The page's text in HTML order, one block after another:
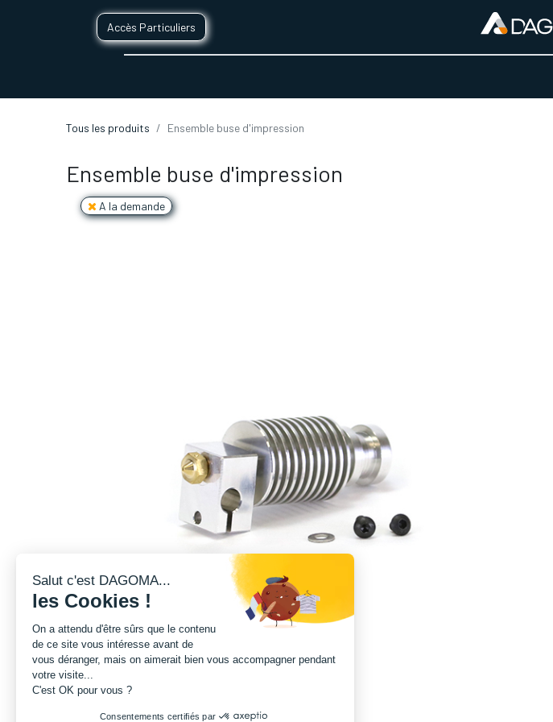
Accès Particuliers
Tous les produits Ensemble buse d'impression
Ensemble buse d'impression
A la demande
Salut c'est DAGOMA...
les Cookies !
On a attendu d'être sûrs que le contenu
de ce site vous intéresse avant de
vous déranger, mais on aimerait bien vous accompagner pendant
votre visite...
C'est OK pour vous ?
Consentements certifiés par